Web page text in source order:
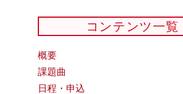
コンテンツ一覧
概要
課題曲
日程・申込